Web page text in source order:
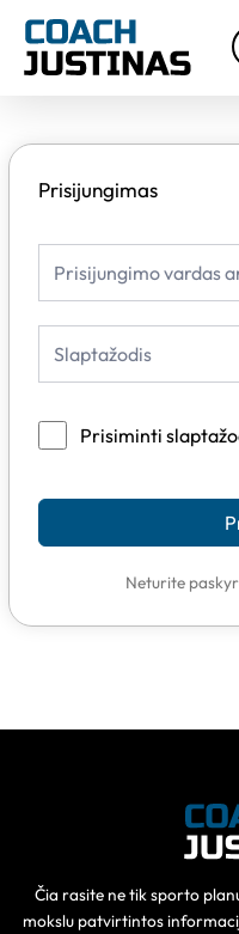
prie
turinio
Prisijungimas
Prisiminti
Neturite
Čia rasite ne tik sporto
mokslu patvirtintos